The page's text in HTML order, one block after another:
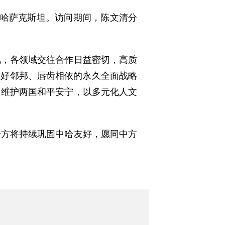
萨克斯坦。访问期间，陈文清分
各领域交往合作日益密切，高质
邻邦、唇齿相依的永久全面战略
护两国和平安宁，以多元化人文
将持续巩固中哈友好，愿同中方